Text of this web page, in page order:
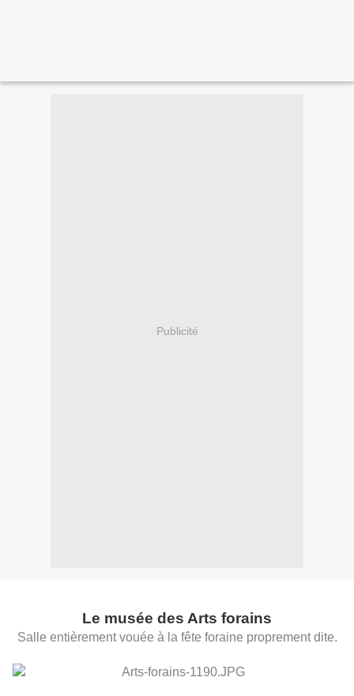
Publicité
Le musée des Arts forains
Salle entièrement vouée à la fête foraine proprement dite.